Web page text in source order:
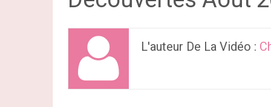
L'auteur De La Vidéo :